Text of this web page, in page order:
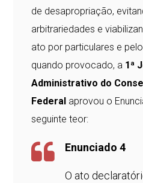
de desapropriação,
arbitrariedades e
ato por particulares e
quando provocado, a 1ª
Administrativo do
Federal aprovou o
seguinte teor:
Enunciado 4
O ato